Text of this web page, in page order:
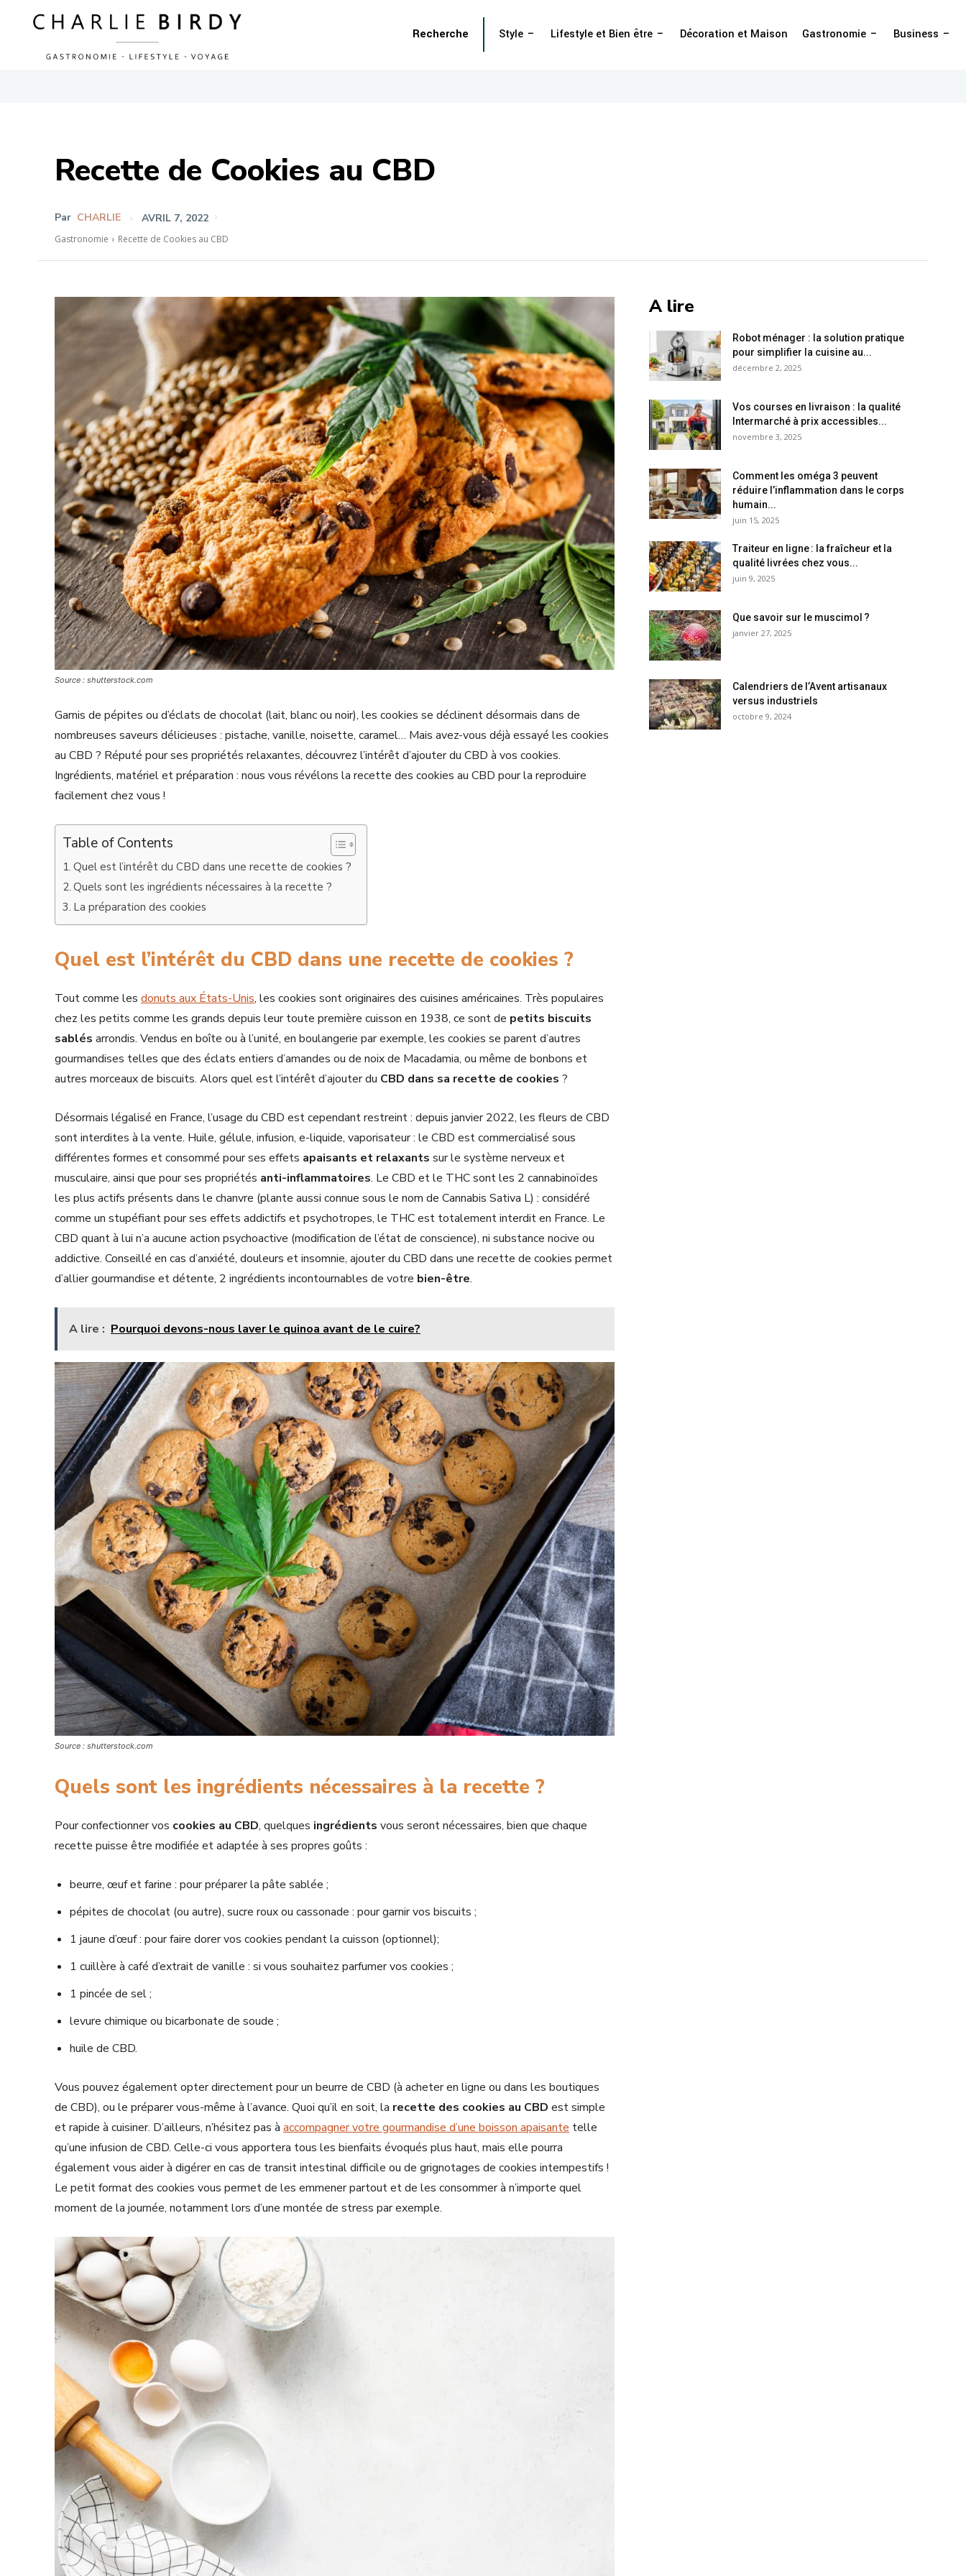
Style Lifestyle et Bien être Décoration et Maison Gastronomie Business
Recherche
Recette de Cookies au CBD
Par CHARLIE AVRIL 7, 2022
Gastronomie Recette de Cookies au CBD
Source : shutterstock.com
Garnis de pépites ou d’éclats de chocolat (lait, blanc ou noir), les cookies se déclinent désormais dans de
nombreuses saveurs délicieuses : pistache, vanille, noisette, caramel… Mais avez-vous déjà essayé les cookies
au CBD ? Réputé pour ses propriétés relaxantes, découvrez l’intérêt d’ajouter du CBD à vos cookies.
Ingrédients, matériel et préparation : nous vous révélons la recette des cookies au CBD pour la reproduire
facilement chez vous !
Table of Contents
Quel est l’intérêt du CBD dans une recette de cookies ?
Quels sont les ingrédients nécessaires à la recette ?
La préparation des cookies
Quel est l’intérêt du CBD dans une recette de cookies ?
Tout comme les donuts aux États-Unis, les cookies sont originaires des cuisines américaines. Très populaires
chez les petits comme les grands depuis leur toute première cuisson en 1938, ce sont de petits biscuits
sablés arrondis. Vendus en boîte ou à l’unité, en boulangerie par exemple, les cookies se parent d’autres
gourmandises telles que des éclats entiers d’amandes ou de noix de Macadamia, ou même de bonbons et
autres morceaux de biscuits. Alors quel est l’intérêt d’ajouter du CBD dans sa recette de cookies ?
Désormais légalisé en France, l’usage du CBD est cependant restreint : depuis janvier 2022, les fleurs de CBD
sont interdites à la vente. Huile, gélule, infusion, e-liquide, vaporisateur : le CBD est commercialisé sous
différentes formes et consommé pour ses effets apaisants et relaxants sur le système nerveux et
musculaire, ainsi que pour ses propriétés anti-inflammatoires. Le CBD et le THC sont les 2 cannabinoïdes
les plus actifs présents dans le chanvre (plante aussi connue sous le nom de Cannabis Sativa L) : considéré
comme un stupéfiant pour ses effets addictifs et psychotropes, le THC est totalement interdit en France. Le
CBD quant à lui n’a aucune action psychoactive (modification de l’état de conscience), ni substance nocive ou
addictive. Conseillé en cas d’anxiété, douleurs et insomnie, ajouter du CBD dans une recette de cookies permet
d’allier gourmandise et détente, 2 ingrédients incontournables de votre bien-être.
A lire : Pourquoi devons-nous laver le quinoa avant de le cuire?
Source : shutterstock.com
Quels sont les ingrédients nécessaires à la recette ?
Pour confectionner vos cookies au CBD, quelques ingrédients vous seront nécessaires, bien que chaque
recette puisse être modifiée et adaptée à ses propres goûts :
beurre, œuf et farine : pour préparer la pâte sablée ;
pépites de chocolat (ou autre), sucre roux ou cassonade : pour garnir vos biscuits ;
1 jaune d’œuf : pour faire dorer vos cookies pendant la cuisson (optionnel);
1 cuillère à café d’extrait de vanille : si vous souhaitez parfumer vos cookies ;
1 pincée de sel ;
levure chimique ou bicarbonate de soude ;
huile de CBD.
Vous pouvez également opter directement pour un beurre de CBD (à acheter en ligne ou dans les boutiques
de CBD), ou le préparer vous-même à l’avance. Quoi qu’il en soit, la recette des cookies au CBD est simple
et rapide à cuisiner. D’ailleurs, n’hésitez pas à accompagner votre gourmandise d’une boisson apaisante telle
qu’une infusion de CBD. Celle-ci vous apportera tous les bienfaits évoqués plus haut, mais elle pourra
également vous aider à digérer en cas de transit intestinal difficile ou de grignotages de cookies intempestifs !
Le petit format des cookies vous permet de les emmener partout et de les consommer à n’importe quel
moment de la journée, notamment lors d’une montée de stress par exemple.
A lire
Robot ménager : la solution pratique
pour simplifier la cuisine au...
décembre 2, 2025
Vos courses en livraison : la qualité
Intermarché à prix accessibles...
novembre 3, 2025
Comment les oméga 3 peuvent
réduire l’inflammation dans le corps
humain...
juin 15, 2025
Traiteur en ligne : la fraîcheur et la
qualité livrées chez vous...
juin 9, 2025
Que savoir sur le muscimol ?
janvier 27, 2025
Calendriers de l’Avent artisanaux
versus industriels
octobre 9, 2024